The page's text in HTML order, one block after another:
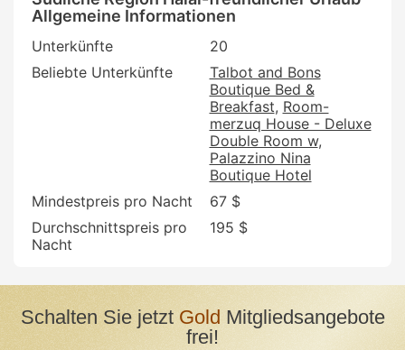
Allgemeine Informationen
Unterkünfte
20
Beliebte Unterkünfte
Talbot and Bons
Boutique Bed &
Breakfast Room-
merzuq House - Deluxe
Double Room w
Palazzino Nina
Boutique Hotel
Mindestpreis pro Nacht
67 $
Durchschnittspreis pro
Nacht
195 $
Schalten Sie jetzt Gold Mitgliedsangebote
frei!